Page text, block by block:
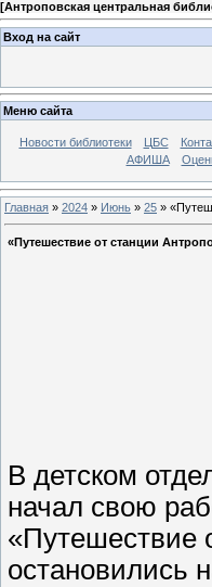
[Антроповская центральная
Вход на сайт
Меню сайта
Новости библиотеки ЦБС
АФИША
Главная » 2024 » Июнь » 25 »
«Путешествие от станции
В детском
начал свою
«Путешествие
остановились